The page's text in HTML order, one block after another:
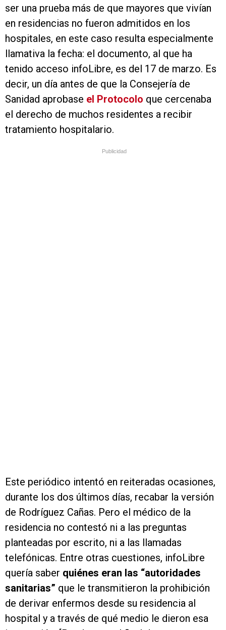
ser una prueba más de que mayores que vivían
en residencias no fueron admitidos en los
hospitales, en este caso resulta especialmente
llamativa la fecha: el documento, al que ha
tenido acceso infoLibre, es del 17 de marzo. Es
decir, un día antes de que la Consejería de
Sanidad aprobase el Protocolo que cercenaba
el derecho de muchos residentes a recibir
tratamiento hospitalario.
Publicidad
Este periódico intentó en reiteradas ocasiones,
durante los dos últimos días, recabar la versión
de Rodríguez Cañas. Pero el médico de la
residencia no contestó ni a las preguntas
planteadas por escrito, ni a las llamadas
telefónicas. Entre otras cuestiones, infoLibre
quería saber quiénes eran las “autoridades
sanitarias” que le transmitieron la prohibición
de derivar enfermos desde su residencia al
hospital y a través de qué medio le dieron esa